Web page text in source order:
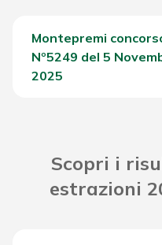
Montepremi
Nº5249 del 5
2025
Scopri i
estrazioni